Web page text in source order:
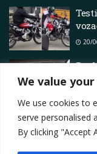
We value
We use cookies to
serve personalised
By clicking "Accept
20/
Italy